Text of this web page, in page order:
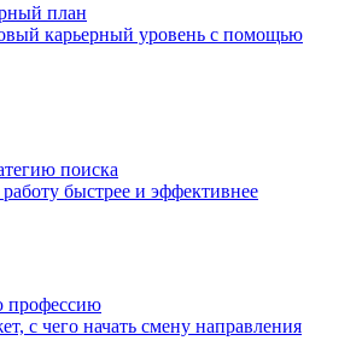
план
карьерный уровень с помощью
поиска
быстрее и эффективнее
профессию
с чего начать смену направления